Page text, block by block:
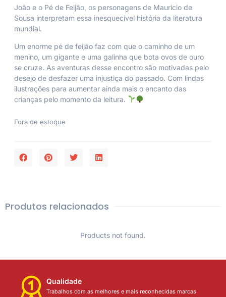
João e o Pé de Feijão, os personagens de Mauricio de
Sousa interpretam essa inesquecível história da literatura
mundial.
Um enorme pé de feijão faz com que o caminho de um
menino, um gigante e uma galinha que bota ovos de ouro
se cruze. As aventuras desse encontro são motivadas pelo
desejo de desfazer uma injustiça do passado. Com lindas
ilustrações para aumentar ainda mais o encanto das
crianças pelo momento da leitura.
Fora de estoque
Produtos relacionados
Products not found.
Qualidade
Trabalhos com as melhores e mais reconhecidas marcas